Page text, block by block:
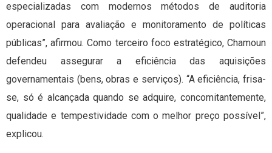
especializadas com modernos métodos de auditoria
operacional para avaliação e monitoramento de políticas
públicas”, afirmou. Como terceiro foco estratégico, Chamoun
defendeu assegurar a eficiência das aquisições
governamentais (bens, obras e serviços). “A eficiência, frisa-
se, só é alcançada quando se adquire, concomitantemente,
qualidade e tempestividade com o melhor preço possível”,
explicou.